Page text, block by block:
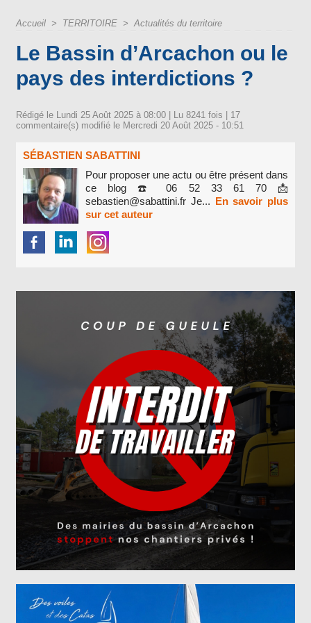
Accueil > TERRITOIRE > Actualités du territoire
Le Bassin d’Arcachon ou le
pays des interdictions ?
Rédigé le Lundi 25 Août 2025 à 08:00 | Lu 8241 fois | 17
commentaire(s) modifié le Mercredi 20 Août 2025 - 10:51
SÉBASTIEN SABATTINI
Pour proposer une actu ou être présent dans
ce blog ☎️ 06 52 33 61 70 📩
sebastien@sabattini.fr Je... En savoir plus
sur cet auteur